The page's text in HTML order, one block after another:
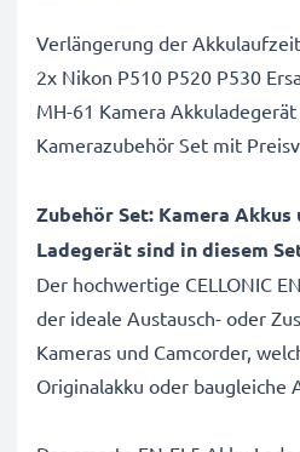
Verlängerung der
2x Nikon P510 P520 P530
MH-61 Kamera
Kamerazubehör Set mit
Zubehör Set: Kamera Akkus
Ladegerät sind in diesem
Der hochwertige CELLONIC
der ideale Austausch- oder
Kameras und Camcorder,
Originalakku oder baugleiche